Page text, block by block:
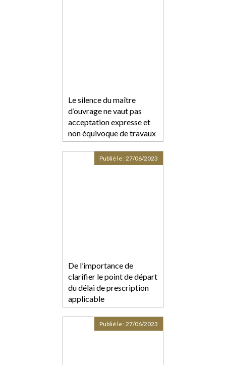
Le silence du maître
d’ouvrage ne vaut pas
acceptation expresse et
non équivoque de travaux
supplémentaires
De l’importance de
clarifier le point de départ
du délai de prescription
applicable
Publié le :27/06/2023
Publié le :27/06/2023